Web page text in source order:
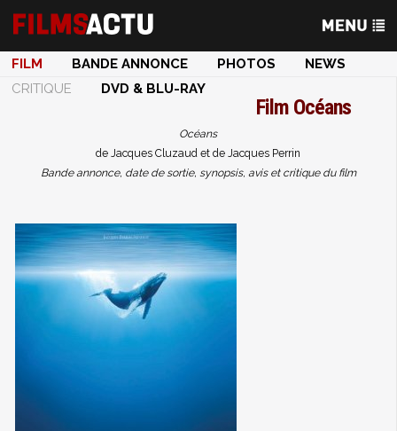
FILM BANDE ANNONCE PHOTOS
NEWS
CRITIQUE
DVD & BLU-RAY
Film Océans
Océans
de Jacques Cluzaud et de Jacques Perrin
Bande annonce, date de sortie, synopsis, avis et critique du film